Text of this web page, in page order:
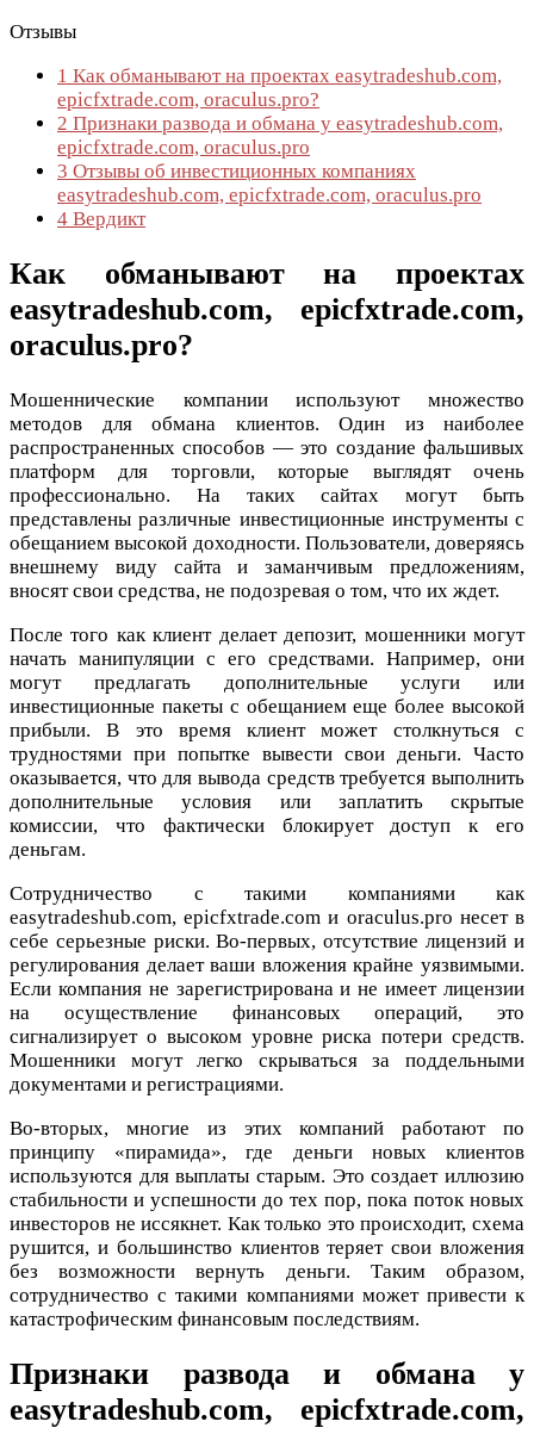
Отзывы
1 Как обманывают на проектах easytradeshub.com,
epicfxtrade.com, oraculus.pro?
2 Признаки развода и обмана у easytradeshub.com,
epicfxtrade.com, oraculus.pro
3 Отзывы об инвестиционных компаниях
easytradeshub.com, epicfxtrade.com, oraculus.pro
4 Вердикт
Как обманывают на проектах
easytradeshub.com, epicfxtrade.com,
oraculus.pro?
Мошеннические компании используют множество
методов для обмана клиентов. Один из наиболее
распространенных способов — это создание фальшивых
платформ для торговли, которые выглядят очень
профессионально. На таких сайтах могут быть
представлены различные инвестиционные инструменты с
обещанием высокой доходности. Пользователи, доверяясь
внешнему виду сайта и заманчивым предложениям,
вносят свои средства, не подозревая о том, что их ждет.
После того как клиент делает депозит, мошенники могут
начать манипуляции с его средствами. Например, они
могут предлагать дополнительные услуги или
инвестиционные пакеты с обещанием еще более высокой
прибыли. В это время клиент может столкнуться с
трудностями при попытке вывести свои деньги. Часто
оказывается, что для вывода средств требуется выполнить
дополнительные условия или заплатить скрытые
комиссии, что фактически блокирует доступ к его
деньгам.
Сотрудничество с такими компаниями как
easytradeshub.com, epicfxtrade.com и oraculus.pro несет в
себе серьезные риски. Во-первых, отсутствие лицензий и
регулирования делает ваши вложения крайне уязвимыми.
Если компания не зарегистрирована и не имеет лицензии
на осуществление финансовых операций, это
сигнализирует о высоком уровне риска потери средств.
Мошенники могут легко скрываться за поддельными
документами и регистрациями.
Во-вторых, многие из этих компаний работают по
принципу «пирамида», где деньги новых клиентов
используются для выплаты старым. Это создает иллюзию
стабильности и успешности до тех пор, пока поток новых
инвесторов не иссякнет. Как только это происходит, схема
рушится, и большинство клиентов теряет свои вложения
без возможности вернуть деньги. Таким образом,
сотрудничество с такими компаниями может привести к
катастрофическим финансовым последствиям.
Признаки развода и обмана у
easytradeshub.com, epicfxtrade.com,